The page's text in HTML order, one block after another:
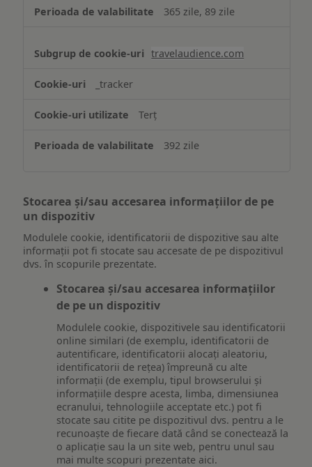
365 zile, 89 zile
travelaudience.com
_tracker
Terț
392 zile
Stocarea și/sau accesarea informațiilor de pe
un dispozitiv
Modulele cookie, identificatorii de dispozitive sau alte
informații pot fi stocate sau accesate de pe dispozitivul
dvs. în scopurile prezentate.
Stocarea și/sau accesarea informațiilor
de pe un dispozitiv
Modulele cookie, dispozitivele sau identificatorii
online similari (de exemplu, identificatorii de
autentificare, identificatorii alocați aleatoriu,
identificatorii de rețea) împreună cu alte
informații (de exemplu, tipul browserului și
informațiile despre acesta, limba, dimensiunea
ecranului, tehnologiile acceptate etc.) pot fi
stocate sau citite pe dispozitivul dvs. pentru a le
recunoaște de fiecare dată când se conectează la
o aplicație sau la un site web, pentru unul sau
mai multe scopuri prezentate aici.